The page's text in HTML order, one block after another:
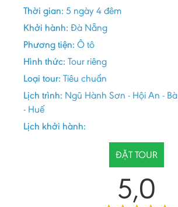
Thời gian: 5 ngày 4 đêm
Khởi hành: Đà Nẵng
Phương tiện: Ô tô
Hình thức: Tour riêng
Loại tour: Tiêu chuẩn
Lịch trình: Ngũ Hành Sơn - Hội An -
- Huế
Lịch khởi hành:
ĐẶT TOUR
5,0